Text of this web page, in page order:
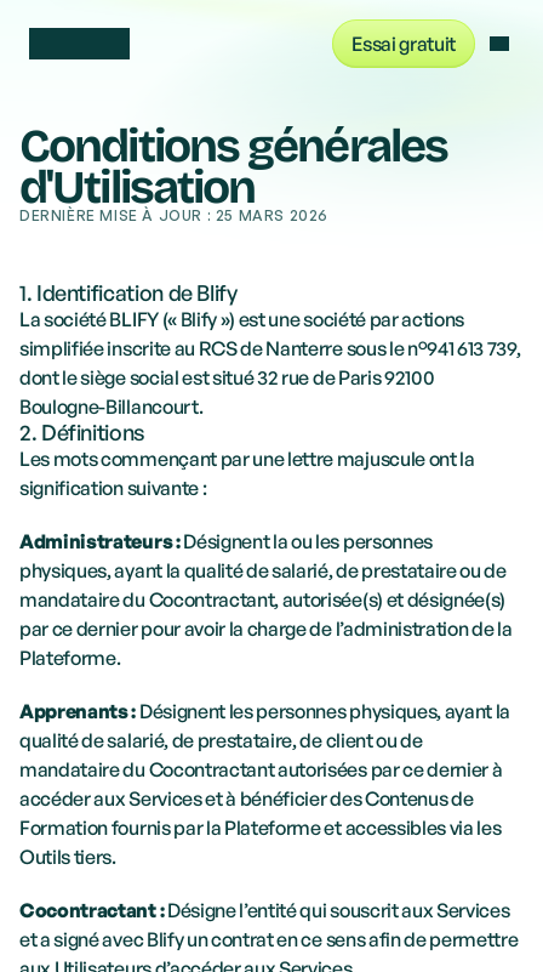
Conditions générales
d'Utilisation
DERNIÈRE MISE À JOUR : 25 MARS 2026
1. Identification de Blify
La société BLIFY (« Blify ») est une société par actions
simplifiée inscrite au RCS de Nanterre sous le n°941 613 739,
dont le siège social est situé 32 rue de Paris 92100
Boulogne-Billancourt.
2. Définitions
Les mots commençant par une lettre majuscule ont la
signification suivante :
Administrateurs : Désignent la ou les personnes
physiques, ayant la qualité de salarié, de prestataire ou de
mandataire du Cocontractant, autorisée(s) et désignée(s)
par ce dernier pour avoir la charge de l’administration de la
Plateforme.
Apprenants : Désignent les personnes physiques, ayant la
qualité de salarié, de prestataire, de client ou de
mandataire du Cocontractant autorisées par ce dernier à
accéder aux Services et à bénéficier des Contenus de
Formation fournis par la Plateforme et accessibles via les
Outils tiers.
Cocontractant : Désigne l’entité qui souscrit aux Services
et a signé avec Blify un contrat en ce sens afin de permettre
Essai gratuit
Se connecter